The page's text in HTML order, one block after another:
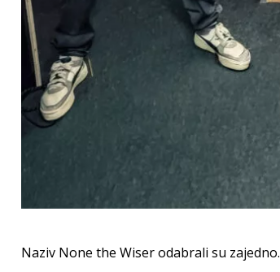
Naziv None the Wiser odabrali su zajedno.